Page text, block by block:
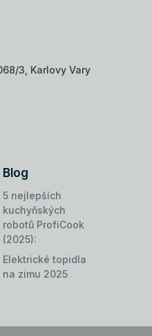
3, Karlovy Vary
Blog
5 nejlepších
kuchyňských
robotů ProfiCook
(2025):
Elektrické topidla
na zimu 2025